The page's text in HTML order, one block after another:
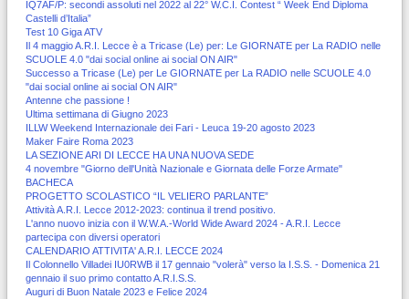
IQ7AF/P: secondi assoluti nel 2022 al 22° W.C.I. Contest “ Week End Diploma
Castelli d’Italia”
Test 10 Giga ATV
Il 4 maggio A.R.I. Lecce è a Tricase (Le) per: Le GIORNATE per La RADIO nelle
SCUOLE 4.0 "dai social online ai social ON AIR"
Successo a Tricase (Le) per Le GIORNATE per La RADIO nelle SCUOLE 4.0
"dai social online ai social ON AIR"
Antenne che passione !
Ultima settimana di Giugno 2023
ILLW Weekend Internazionale dei Fari - Leuca 19-20 agosto 2023
Maker Faire Roma 2023
LA SEZIONE ARI DI LECCE HA UNA NUOVA SEDE
4 novembre "Giorno dell'Unità Nazionale e Giornata delle Forze Armate"
BACHECA
PROGETTO SCOLASTICO “IL VELIERO PARLANTE”
Attività A.R.I. Lecce 2012-2023: continua il trend positivo.
L'anno nuovo inizia con il W.W.A.-World Wide Award 2024 - A.R.I. Lecce
partecipa con diversi operatori
CALENDARIO ATTIVITA' A.R.I. LECCE 2024
Il Colonnello Villadei IU0RWB il 17 gennaio "volerà" verso la I.S.S. - Domenica 21
gennaio il suo primo contatto A.R.I.S.S.
Auguri di Buon Natale 2023 e Felice 2024